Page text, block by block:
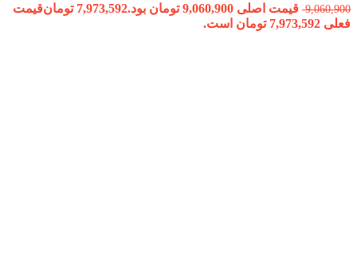
9,060,900 قیمت اصلی 9,060,900 تومان بود. 7,973,592 تومانقیمت
فعلی 7,973,592 تومان است.